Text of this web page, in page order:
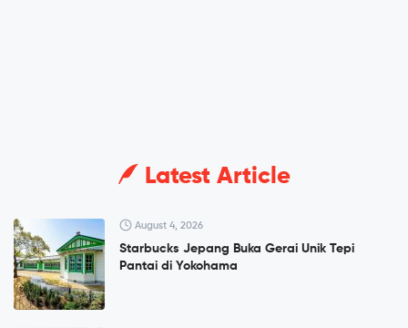
Latest Article
August 4, 2026
Starbucks Jepang Buka Gerai Unik Tepi
Pantai di Yokohama